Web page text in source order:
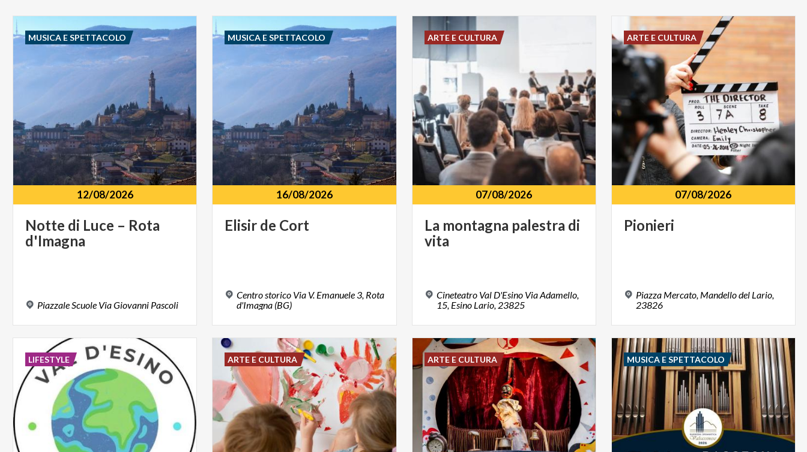
12/08/2026
Notte di Luce – Rota
d'Imagna
Piazzale Scuole ViaGiovanni Pascoli
MUSICA E SPETTACOLO
16/08/2026
Elisir de Cort
Centro storico Via V. Emanuele 3, Rota
d'Imagna (BG)
MUSICA E SPETTACOLO
07/08/2026
La montagna palestra di
vita
Cineteatro Val D'Esino Via Adamello,
15, Esino Lario, 23825
ARTE E CULTURA
07/08/2026
Pionieri
Piazza Mercato, Mandello del Lario,
23826
ARTE E CULTURA
LIFESTYLE ARTE E CULTURA ARTE E CULTURA MUSICA E SPETTACOLO